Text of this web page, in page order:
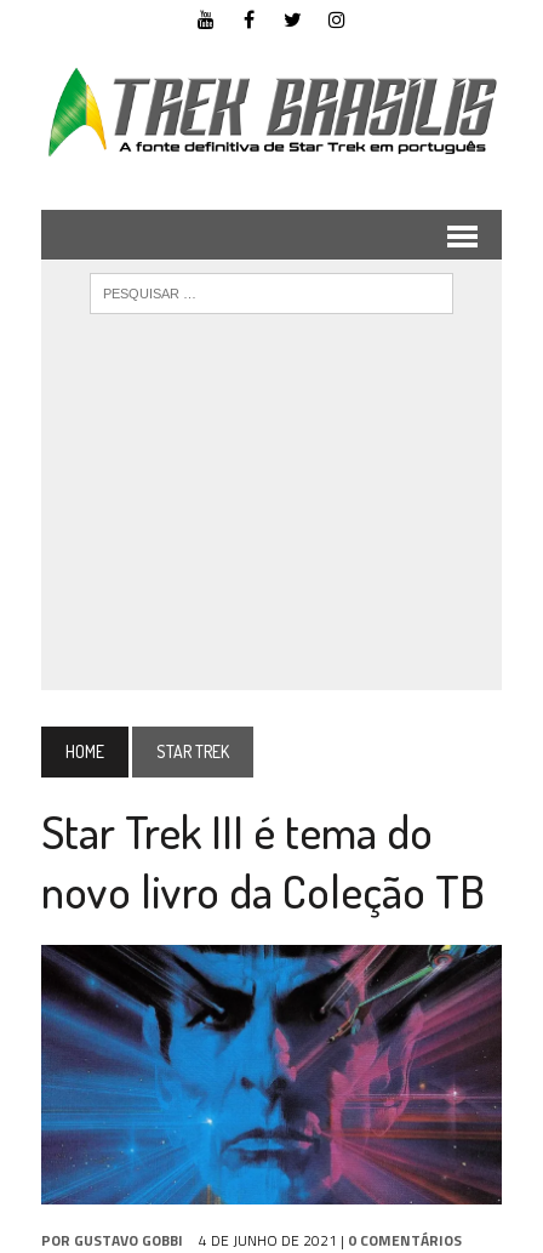
HOME STAR TREK
Star Trek III é tema do
novo livro da Coleção TB
POR GUSTAVO GOBBI 4 DE JUNHO DE 2021 | 0 COMENTÁRIOS